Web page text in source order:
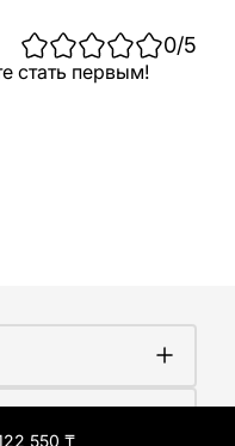
550 ₸
0/5
стать первым!